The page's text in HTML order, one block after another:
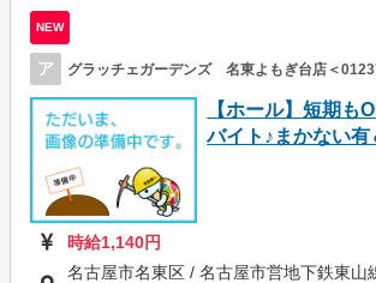
NEW
ア グラッチェガーデンズ 名東よもぎ台店＜
【ホール】短期も
バイト♪まかない有
時給1,140円
名古屋市名東区 / 名古屋市営地下鉄東山